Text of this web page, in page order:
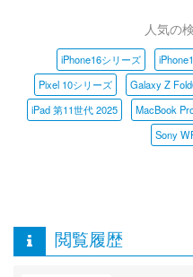
人気の
iPhone16シリーズ
Pixel 10シリーズ
Galaxy Z
iPad 第11世代 2025
MacBook
Sony
閲覧履歴